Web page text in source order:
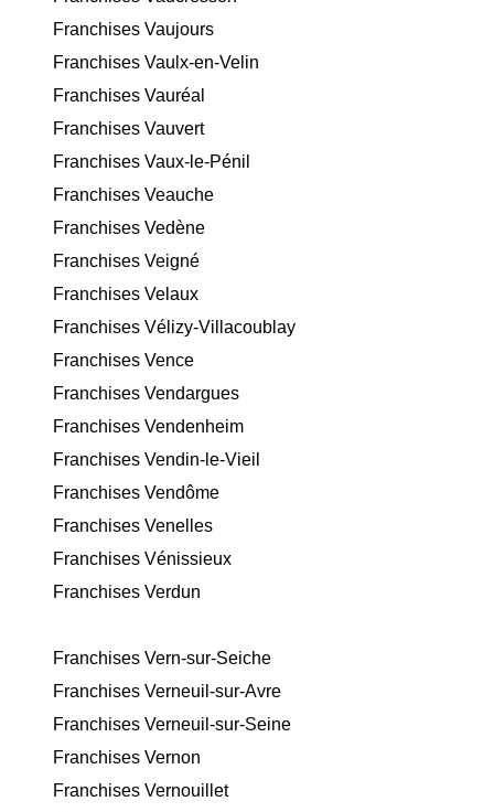
Franchises Vaujours
Franchises Vaulx-en-Velin
Franchises Vauréal
Franchises Vauvert
Franchises Vaux-le-Pénil
Franchises Veauche
Franchises Vedène
Franchises Veigné
Franchises Velaux
Franchises Vélizy-Villacoublay
Franchises Vence
Franchises Vendargues
Franchises Vendenheim
Franchises Vendin-le-Vieil
Franchises Vendôme
Franchises Venelles
Franchises Vénissieux
Franchises Verdun
Franchises Vern-sur-Seiche
Franchises Verneuil-sur-Avre
Franchises Verneuil-sur-Seine
Franchises Vernon
Franchises Vernouillet